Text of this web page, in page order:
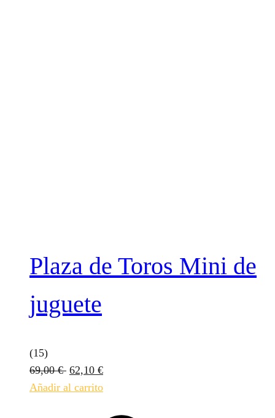
Plaza de Toros Mini de
juguete
(15)
69,00€ 62,10 €
Añadir al carrito